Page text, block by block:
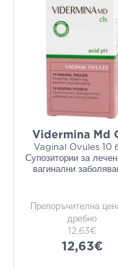
Vidermina Md
Vaginal Ovules 10
Супозитории за
вагинални
Препоръчителна
дребно
12,63€
12,63€